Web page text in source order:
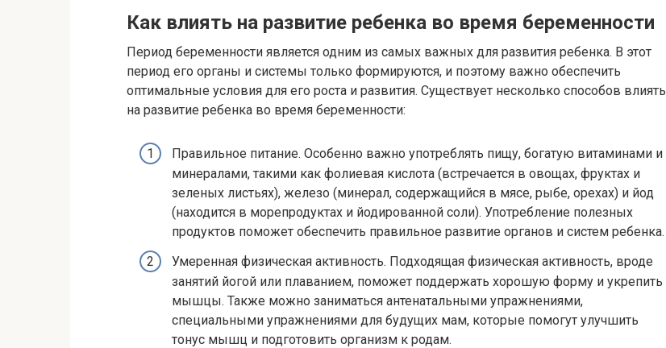
Как влиять на развитие ребенка во время беременности
Период беременности является одним из самых важных для развития ребенка. В этот
период его органы и системы только формируются, и поэтому важно обеспечить
оптимальные условия для его роста и развития. Существует несколько способов влиять
на развитие ребенка во время беременности:
Правильное питание. Особенно важно употреблять пищу, богатую витаминами и
минералами, такими как фолиевая кислота (встречается в овощах, фруктах и
зеленых листьях), железо (минерал, содержащийся в мясе, рыбе, орехах) и йод
(находится в морепродуктах и йодированной соли). Употребление полезных
продуктов поможет обеспечить правильное развитие органов и систем ребенка.
Умеренная физическая активность. Подходящая физическая активность, вроде
занятий йогой или плаванием, поможет поддержать хорошую форму и укрепить
мышцы. Также можно заниматься антенатальными упражнениями,
специальными упражнениями для будущих мам, которые помогут улучшить
тонус мышц и подготовить организм к родам.